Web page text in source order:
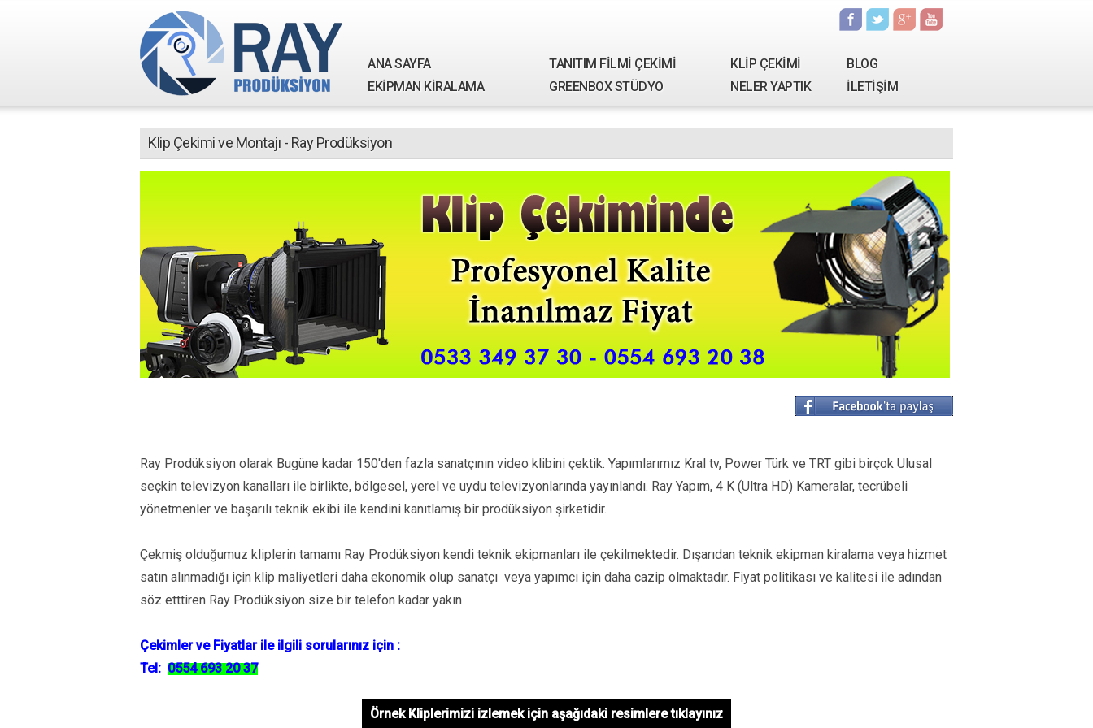
ANA SAYFA TANITIM FİLMİ ÇEKİMİ KLİP ÇEKİMİ
BLOG
EKİPMAN KİRALAMA
GREENBOX STÜDYO NELER YAPTIK İLETİŞİM
Klip Çekimi ve Montajı - Ray Prodüksiyon
Ray Prodüksiyon olarak Bugüne kadar 150′den fazla sanatçının video klibini çektik. Yapımlarımız Kral tv, Power Türk ve TRT gibi birçok Ulusal
seçkin televizyon kanalları ile birlikte, bölgesel, yerel ve uydu televizyonlarında yayınlandı. Ray Yapım, 4 K (Ultra HD) Kameralar, tecrübeli
yönetmenler ve başarılı teknik ekibi ile kendini kanıtlamış bir prodüksiyon şirketidir.
Çekmiş olduğumuz kliplerin tamamı Ray Prodüksiyon kendi teknik ekipmanları ile çekilmektedir. Dışarıdan teknik ekipman kiralama veya hizmet
satın alınmadığı için klip maliyetleri daha ekonomik olup sanatçı veya yapımcı için daha cazip olmaktadır. Fiyat politikası ve kalitesi ile adından
söz etttiren Ray Prodüksiyon size bir telefon kadar yakın
Çekimler ve Fiyatlar ile ilgili sorularınız için :
Tel: 0554 693 20 37
Örnek Kliplerimizi izlemek için aşağıdaki resimlere tıklayınız